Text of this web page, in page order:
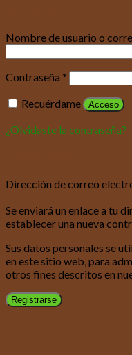
Nombre de usuario o
Contraseña *
Recuérdame
Acceso
¿Olvidaste la contraseña?
Dirección de correo
Se enviará un enlace a tu
establecer una nueva
Sus datos personales se
en este sitio web, para
otros fines descritos en
Registrarse